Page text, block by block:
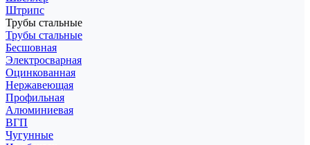
Штрипс
Трубы стальные
Трубы стальные
Бесшовная
Электросварная
Оцинкованная
Нержавеющая
Профильная
Алюминиевая
ВГП
Чугунные